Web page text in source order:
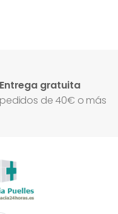
Entrega gratuita
pedidos de 40€ o más